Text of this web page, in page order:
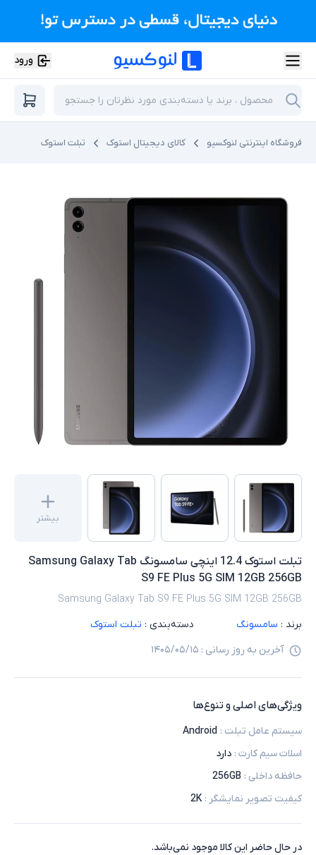
ورود
فروشگاه اینترنتی لنوکسیو کالای دیجیتال استوک تبلت استوک
بیشتر
تبلت استوک 12.4 اینچی سامسونگ Samsung Galaxy Tab
S9 FE Plus 5G SIM 12GB 256GB
Samsung Galaxy Tab S9 FE Plus 5G SIM 12GB 256GB
برند : سامسونگ دسته‌بندی : تبلت استوک
آخرین به روز رسانی : ۱۴۰۵/۰۵/۱۵
ویژگی‌های اصلی و تنوع‌ها
سیستم عامل تبلت :
Android
اسلات سیم کارت : دارد
حافظه داخلی :
256GB
کیفیت تصویر نمایشگر :
2K
در حال حاضر این کالا موجود نمی‌باشد.